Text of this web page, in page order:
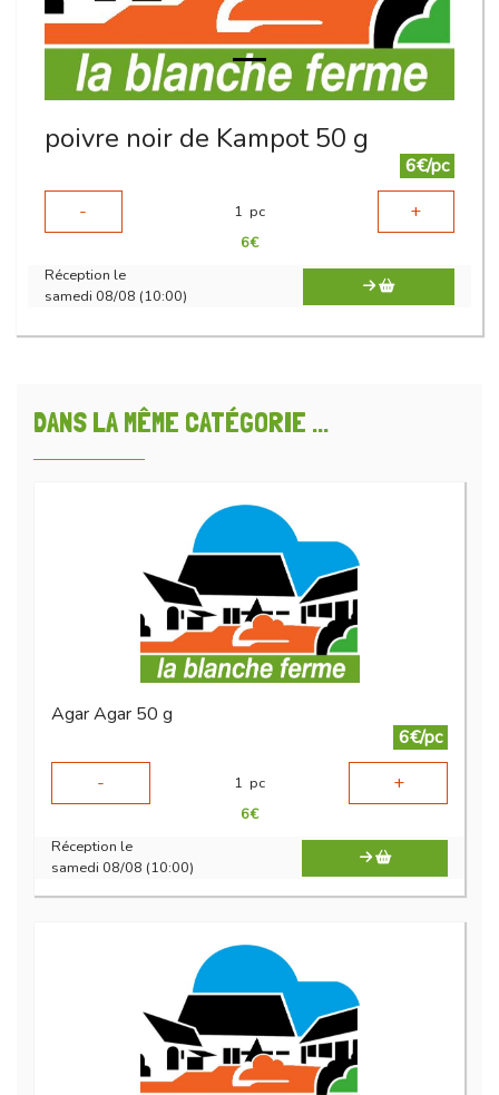
poivre noir de Kampot 50 g
6€/pc
-
1 pc +
6€
Réception le
samedi 08/08 (10:00)
DANS LA MÊME CATÉGORIE ...
Agar Agar 50 g
6€/pc
-
1 pc +
6€
Réception le
samedi 08/08 (10:00)